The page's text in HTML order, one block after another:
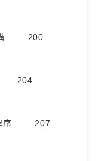
構 —— 200
—— 204
序 —— 207